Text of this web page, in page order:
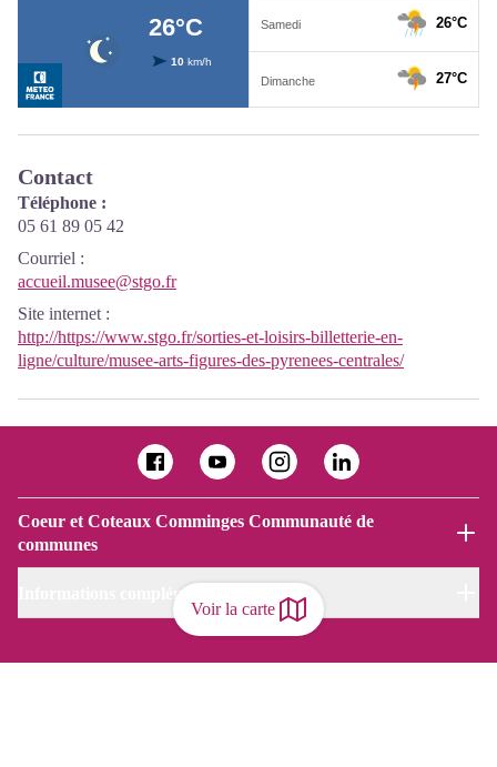
Voir la carte
Contact
Téléphone :
05 61 89 05 42
Courriel :
accueil.musee@stgo.fr
Site internet :
http://https://www.stgo.fr/sorties-et-loisirs-billetterie-en-
ligne/culture/musee-arts-figures-des-pyrenees-centrales/
Coeur et Coteaux Comminges Communauté de
communes
Informations complémentaires